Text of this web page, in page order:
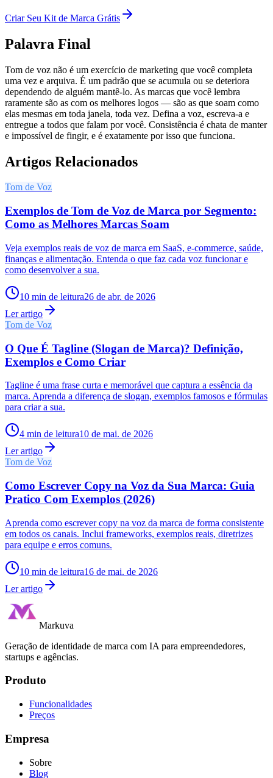
Criar Seu Kit de Marca Grátis
Palavra Final
Tom de voz não é um exercício de marketing que você completa
uma vez e arquiva. É um padrão que se acumula ou se deteriora
dependendo de alguém mantê-lo. As marcas que você lembra
raramente são as com os melhores logos — são as que soam como
elas mesmas em toda janela, toda vez. Defina a voz, escreva-a e
entregue a todos que falam por você. Consistência é chata de manter
e impossível de fingir, e é exatamente por isso que funciona.
Artigos Relacionados
Tom de Voz
Exemplos de Tom de Voz de Marca por Segmento:
Como as Melhores Marcas Soam
Veja exemplos reais de voz de marca em SaaS, e-commerce, saúde,
finanças e alimentação. Entenda o que faz cada voz funcionar e
como desenvolver a sua.
10 min de leitura26 de abr. de 2026
Ler artigo
Tom de Voz
O Que É Tagline (Slogan de Marca)? Definição,
Exemplos e Como Criar
Tagline é uma frase curta e memorável que captura a essência da
marca. Aprenda a diferença de slogan, exemplos famosos e fórmulas
para criar a sua.
4 min de leitura10 de mai. de 2026
Ler artigo
Tom de Voz
Como Escrever Copy na Voz da Sua Marca: Guia
Pratico Com Exemplos (2026)
Aprenda como escrever copy na voz da marca de forma consistente
em todos os canais. Inclui frameworks, exemplos reais, diretrizes
para equipe e erros comuns.
10 min de leitura16 de mai. de 2026
Ler artigo
Markuva
Geração de identidade de marca com IA para empreendedores,
startups e agências.
Produto
Funcionalidades
Preços
Empresa
Sobre
Blog